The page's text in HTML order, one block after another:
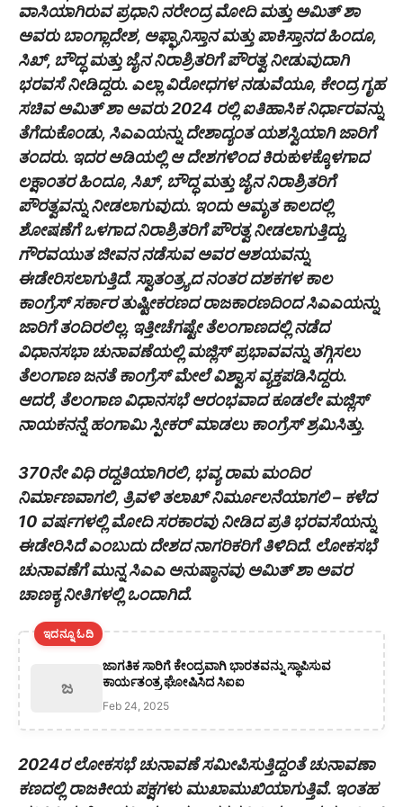
ವಾಸಿಯಾಗಿರುವ ಪ್ರಧಾನಿ ನರೇಂದ್ರ ಮೋದಿ ಮತ್ತು ಅಮಿತ್ ಶಾ
ಅವರು ಬಾಂಗ್ಲಾದೇಶ, ಅಫ್ಘಾನಿಸ್ತಾನ ಮತ್ತು ಪಾಕಿಸ್ತಾನದ ಹಿಂದೂ,
ಸಿಖ್, ಬೌದ್ಧ ಮತ್ತು ಜೈನ ನಿರಾಶ್ರಿತರಿಗೆ ಪೌರತ್ವ ನೀಡುವುದಾಗಿ
ಭರವಸೆ ನೀಡಿದ್ದರು. ಎಲ್ಲಾ ವಿರೋಧಗಳ ನಡುವೆಯೂ, ಕೇಂದ್ರ ಗೃಹ
ಸಚಿವ ಅಮಿತ್ ಶಾ ಅವರು 2024 ರಲ್ಲಿ ಐತಿಹಾಸಿಕ ನಿರ್ಧಾರವನ್ನು
ತೆಗೆದುಕೊಂಡು, ಸಿಎಎಯನ್ನು ದೇಶಾದ್ಯಂತ ಯಶಸ್ವಿಯಾಗಿ ಜಾರಿಗೆ
ತಂದರು. ಇದರ ಅಡಿಯಲ್ಲಿ ಆ ದೇಶಗಳಿಂದ ಕಿರುಕುಳಕ್ಕೊಳಗಾದ
ಲಕ್ಷಾಂತರ ಹಿಂದೂ, ಸಿಖ್, ಬೌದ್ಧ ಮತ್ತು ಜೈನ ನಿರಾಶ್ರಿತರಿಗೆ
ಪೌರತ್ವವನ್ನು ನೀಡಲಾಗುವುದು. ಇಂದು ಅಮೃತ ಕಾಲದಲ್ಲಿ
ಶೋಷಣೆಗೆ ಒಳಗಾದ ನಿರಾಶ್ರಿತರಿಗೆ ಪೌರತ್ವ ನೀಡಲಾಗುತ್ತಿದ್ದು,
ಗೌರವಯುತ ಜೀವನ ನಡೆಸುವ ಅವರ ಆಶಯವನ್ನು
ಈಡೇರಿಸಲಾಗುತ್ತಿದೆ. ಸ್ವಾತಂತ್ರ್ಯದ ನಂತರ ದಶಕಗಳ ಕಾಲ
ಕಾಂಗ್ರೆಸ್ ಸರ್ಕಾರ ತುಷ್ಟೀಕರಣದ ರಾಜಕಾರಣದಿಂದ ಸಿಎಎಯನ್ನು
ಜಾರಿಗೆ ತಂದಿರಲಿಲ್ಲ. ಇತ್ತೀಚೆಗಷ್ಟೇ ತೆಲಂಗಾಣದಲ್ಲಿ ನಡೆದ
ವಿಧಾನಸಭಾ ಚುನಾವಣೆಯಲ್ಲಿ ಮಜ್ಲಿಸ್ ಪ್ರಭಾವವನ್ನು ತಗ್ಗಿಸಲು
ತೆಲಂಗಾಣ ಜನತೆ ಕಾಂಗ್ರೆಸ್ ಮೇಲೆ ವಿಶ್ವಾಸ ವ್ಯಕ್ತಪಡಿಸಿದ್ದರು.
ಆದರೆ, ತೆಲಂಗಾಣ ವಿಧಾನಸಭೆ ಆರಂಭವಾದ ಕೂಡಲೇ ಮಜ್ಲಿಸ್
ನಾಯಕನನ್ನೆ ಹಂಗಾಮಿ ಸ್ಪೀಕರ್ ಮಾಡಲು ಕಾಂಗ್ರೆಸ್ ಶ್ರಮಿಸಿತ್ತು.
370ನೇ ವಿಧಿ ರದ್ದತಿಯಾಗಿರಲಿ, ಭವ್ಯ ರಾಮ ಮಂದಿರ
ನಿರ್ಮಾಣವಾಗಲಿ, ತ್ರಿವಳಿ ತಲಾಖ್ ನಿರ್ಮೂಲನೆಯಾಗಲಿ – ಕಳೆದ
10 ವರ್ಷಗಳಲ್ಲಿ ಮೋದಿ ಸರಕಾರವು ನೀಡಿದ ಪ್ರತಿ ಭರವಸೆಯನ್ನು
ಈಡೇರಿಸಿದೆ ಎಂಬುದು ದೇಶದ ನಾಗರಿಕರಿಗೆ ತಿಳಿದಿದೆ. ಲೋಕಸಭೆ
ಚುನಾವಣೆಗೆ ಮುನ್ನ ಸಿಎಎ ಅನುಷ್ಠಾನವು ಅಮಿತ್ ಶಾ ಅವರ
ಚಾಣಕ್ಯ ನೀತಿಗಳಲ್ಲಿ ಒಂದಾಗಿದೆ.
ಇದನ್ನೂ ಓದಿ
ಜ
ಜಾಗತಿಕ ಸಾರಿಗೆ ಕೇಂದ್ರವಾಗಿ ಭಾರತವನ್ನು ಸ್ಥಾಪಿಸುವ
ಕಾರ್ಯತಂತ್ರ ಘೋಷಿಸಿದ ಸಿಐಐ
Feb 24, 2025
2024ರ ಲೋಕಸಭೆ ಚುನಾವಣೆ ಸಮೀಪಿಸುತ್ತಿದ್ದಂತೆ ಚುನಾವಣಾ
ಕಣದಲ್ಲಿ ರಾಜಕೀಯ ಪಕ್ಷಗಳು ಮುಖಾಮುಖಿಯಾಗುತ್ತಿವೆ. ಇಂತಹ